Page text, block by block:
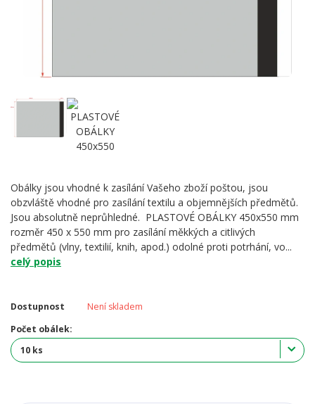
Obálky jsou vhodné k zasílání Vašeho zboží poštou, jsou
obzvláště vhodné pro zasílání textilu a objemnějších předmětů.
Jsou absolutně neprůhledné. PLASTOVÉ OBÁLKY 450x550 mm
rozměr 450 x 550 mm pro zasílání měkkých a citlivých
předmětů (vlny, textilií, knih, apod.) odolné proti potrhání, vo...
celý popis
Dostupnost
Není skladem
Počet obálek: